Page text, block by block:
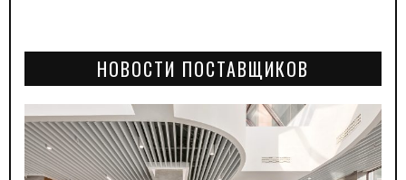
НОВОСТИ ПОСТАВЩИКОВ